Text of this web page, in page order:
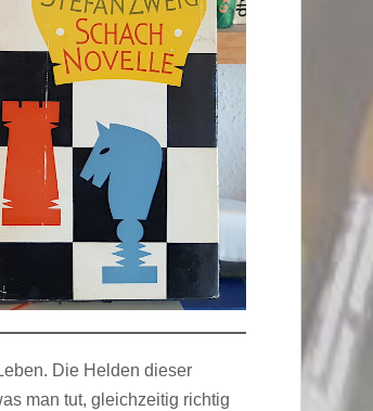
Die Helden dieser
man tut, gleichzeitig richtig